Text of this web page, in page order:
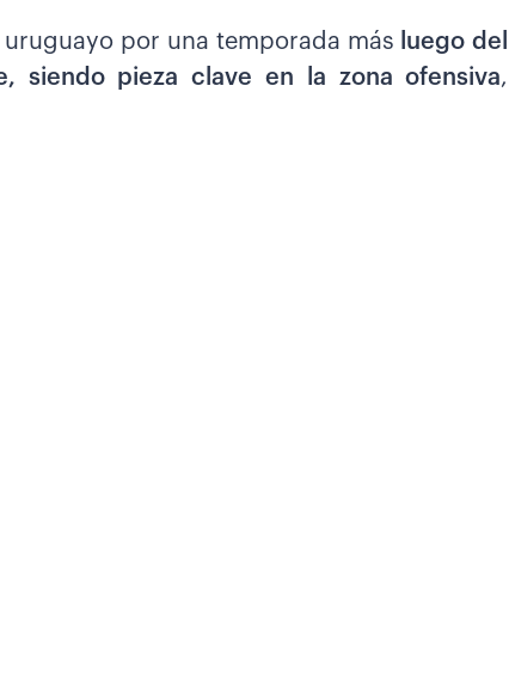
por una temporada más luego del
siendo pieza clave en la zona ofensiva,